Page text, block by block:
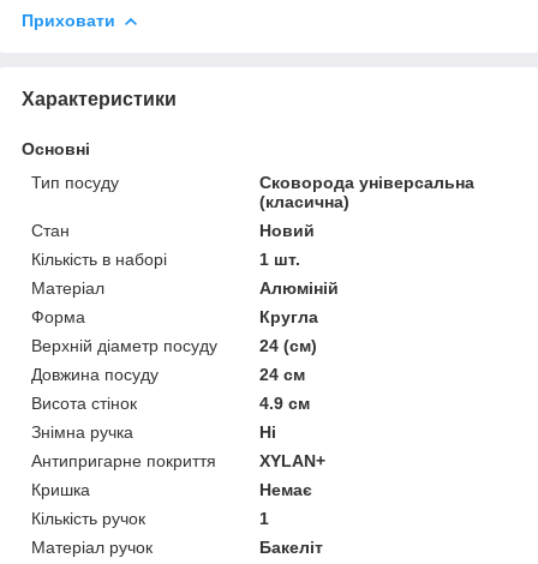
Приховати
Характеристики
Основні
Тип посуду
Сковорода універсальна
(класична)
Стан
Новий
Кількість в наборі
1 шт.
Матеріал
Алюміній
Форма
Кругла
Верхній діаметр посуду
24 (см)
Довжина посуду
24 см
Висота стінок
4.9 см
Знімна ручка
Ні
Антипригарне покриття
XYLAN+
Кришка
Немає
Кількість ручок
1
Матеріал ручок
Бакеліт